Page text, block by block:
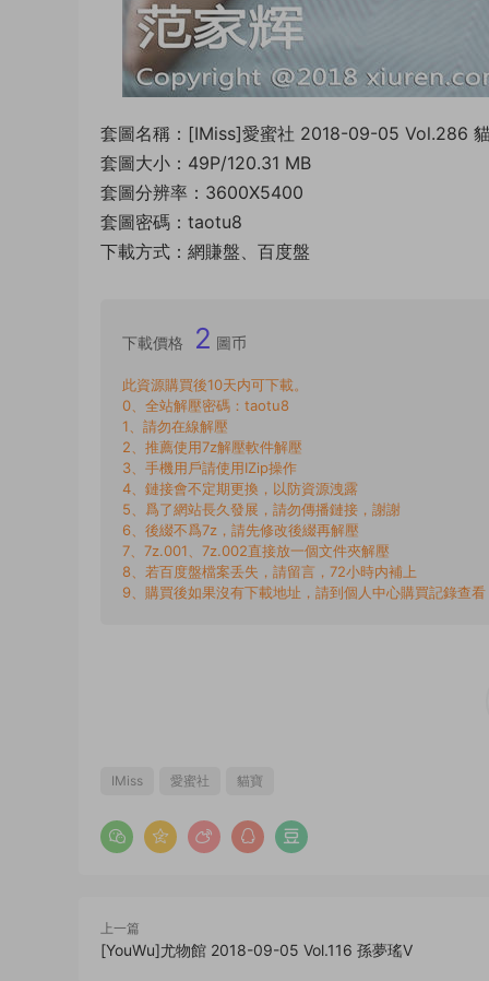
套圖名稱：[IMiss]愛蜜社 2018-09-05 Vol.286
套圖大小：49P/120.31 MB
套圖分辨率：3600X5400
套圖密碼：taotu8
下載方式：網賺盤、百度盤
下載價格 2 圖币
此資源購買後10天内可下載。
0、全站解壓密碼：taotu8
1、請勿在線解壓
2、推薦使用7z解壓軟件解壓
3、手機用戶請使用IZip操作
4、鏈接會不定期更換，以防資源洩露
5、爲了網站長久發展，請勿傳播鏈接，謝謝
6、後綴不爲7z，請先修改後綴再解壓
7、7z.001、7z.002直接放一個文件夾解壓
8、若百度盤檔案丢失，請留言，72小時内補上
9、購買後如果沒有下載地址，請到個人中心購買記錄查看
IMiss 愛蜜社 貓寶
上一篇
[YouWu]尤物館 2018-09-05 Vol.116 孫夢瑤V